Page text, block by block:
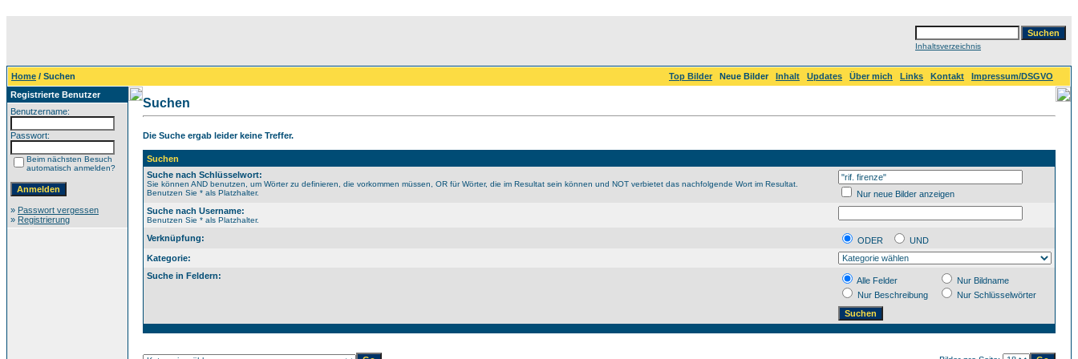
Inhaltsverzeichnis
Home / Suchen Top Bilder Neue Bilder Inhalt Updates Über mich Links Kontakt
Impressum/DSGVO
Registrierte Benutzer
Benutzername:
Passwort:
Beim nächsten Besuch
automatisch anmelden?
» Passwort vergessen
» Registrierung
Suchen
Die Suche ergab leider keine Treffer.
Suchen
Suche nach Schlüsselwort:
Sie können AND benutzen, um Wörter zu definieren, die vorkommen müssen, OR für Wörter, die im Resultat sein können und NOT verbietet das nachfolgende Wort im Resultat.
Benutzen Sie * als Platzhalter.
Nur neue Bilder anzeigen
Suche nach Username:
Benutzen Sie * als Platzhalter.
Verknüpfung: ODER
UND
Kategorie:
Suche in Feldern:
Alle Felder
Nur Bildname
Nur Beschreibung
Nur Schlüsselwörter